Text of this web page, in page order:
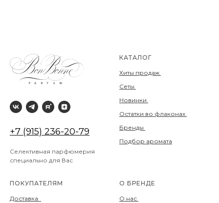
+7 (915) 236-20-79
Селективная парфюмерия
специально для Вас
КАТАЛОГ
Хиты продаж
Сеты
Новинки
Остатки во флаконах
Бренды
Подбор аромата
ПОКУПАТЕЛЯМ
Доставка
О БРЕНДЕ
О нас